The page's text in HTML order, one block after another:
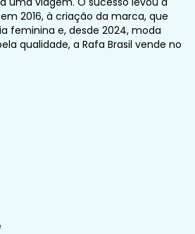
2016, à criação da marca, que
feminina e, desde 2024, moda
qualidade, a Rafa Brasil vende no